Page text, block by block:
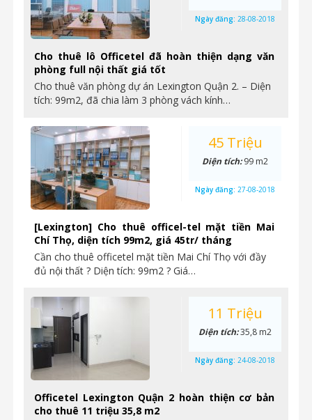
Cho thuê lô Officetel đã hoàn thiện dạng văn
phòng full nội thất giá tốt
Cho thuê văn phòng dự án Lexington Quận 2. – Diện
tích: 99m2, đã chia làm 3 phòng vách kính…
Ngày đăng: 28-08-2018
[Lexington] Cho thuê officel-tel mặt tiền Mai
Chí Thọ, diện tích 99m2, giá 45tr/ tháng
Cần cho thuê officetel mặt tiền Mai Chí Thọ với đầy
đủ nội thất ? Diện tích: 99m2 ? Giá…
45 Triệu
Diện tích:99 m2
Ngày đăng: 27-08-2018
Officetel Lexington Quận 2 hoàn thiện cơ bản
cho thuê 11 triệu 35,8 m2
11 Triệu
Diện tích:35,8 m2
Ngày đăng: 24-08-2018